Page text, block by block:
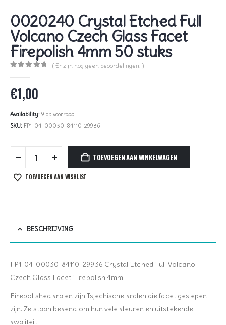
0020240 Crystal Etched Full
Volcano Czech Glass Facet
Firepolish 4mm 50 stuks
( Er zijn nog geen beoordelingen. )
€1,00
Availability: 9 op voorraad
SKU: FP1-04-00030-84110-29936
TOEVOEGEN AAN WINKELWAGEN
TOEVOEGEN AAN WISHLIST
BESCHRIJVING
FP1-04-00030-84110-29936 Crystal Etched Full Volcano
Czech Glass Facet Firepolish 4mm
Firepolished kralen zijn Tsjechische kralen die facet geslepen
zijn. Ze staan bekend om hun vele kleuren en uitstekende
kwaliteit.